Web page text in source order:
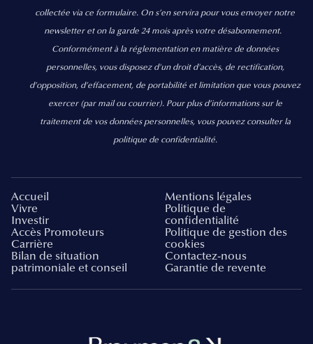
collectée via ce formulaire. On s’en servira pour vous envoyer notre
newsletter et on la garde 24 mois après votre désabonnement.
Conformément à la réglementation en matière de données
personnelles, vous disposez d'un droit d'accès, de rectification,
d’opposition, d’effacement, de portabilité et limitation que vous pouvez
exercer (par mail ou courrier). Pour plus d’informations sur le
traitement de vos données personnelles, vous pouvez consulter la
politique de confidentialité.
Accueil
Vivre
Investir
Accès Promoteurs
Carrière
Bilan de situation
patrimoniale et conseil
Mentions légales
Politique de
confidentialité
Politique de gestion des
cookies
Contactez-nous
Garantie de revente